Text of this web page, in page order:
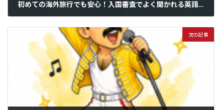
初めての海外旅行でも安心！入国審査でよく聞かれる英語質問10選と答え方
次の記事